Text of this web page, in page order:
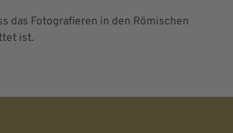
das Fotografieren in den Römischen
ist.